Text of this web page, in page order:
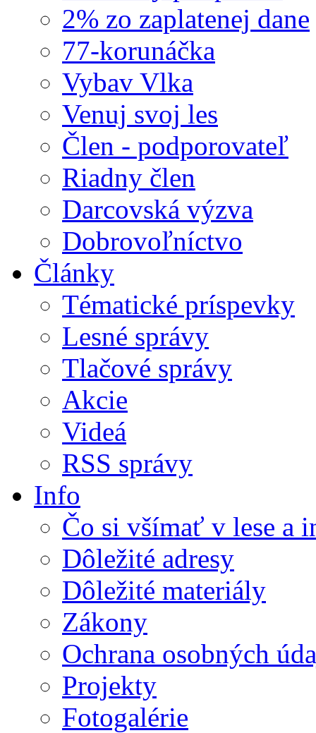
2% zo zaplatenej dane
77-korunáčka
Vybav Vlka
Venuj svoj les
Člen - podporovateľ
Riadny člen
Darcovská výzva
Dobrovoľníctvo
Články
Tématické príspevky
Lesné správy
Tlačové správy
Akcie
Videá
RSS správy
Info
Čo si všímať v lese a
Dôležité adresy
Dôležité materiály
Zákony
Ochrana osobných
Projekty
Fotogalérie